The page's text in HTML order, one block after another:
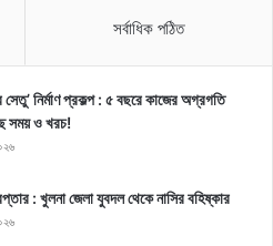
সর্বাধিক পঠিত
সেতু’ নির্মাণ প্রকল্প : ৫ বছরে কাজের অগ্রগতি
সময় ও খরচ!
: খুলনা জেলা যুবদল থেকে নাসির বহিষ্কার